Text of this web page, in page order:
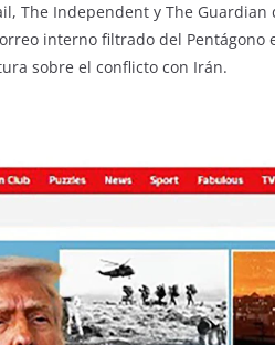
The Independent y The
interno filtrado del Pentágono
sobre el conflicto con Irán.